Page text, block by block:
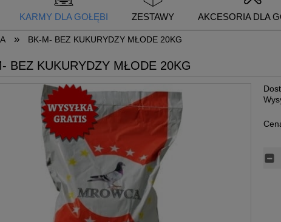
KARMY DLA GOŁĘBI ZESTAWY AKCESORIA DLA
» BK-M- BEZ KUKURYDZY MŁODE 20KG
BEZ KUKURYDZY MŁODE 20KG